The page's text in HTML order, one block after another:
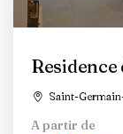
Residence
Saint-
A partir de